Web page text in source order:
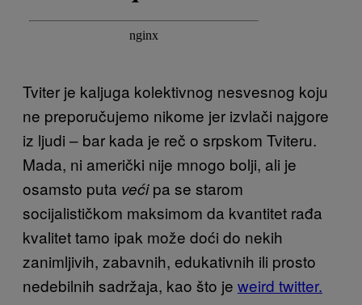
Tviter je kaljuga kolektivnog nesvesnog koju
ne preporučujemo nikome jer izvlači najgore
iz ljudi – bar kada je reč o srpskom Tviteru.
Mada, ni američki nije mnogo bolji, ali je
osamsto puta većipa se starom
socijalističkom maksimom da kvantitet rađa
kvalitet tamo ipak može doći do nekih
zanimljivih, zabavnih, edukativnih ili prosto
nedebilnih sadržaja, kao što je weird twitter.